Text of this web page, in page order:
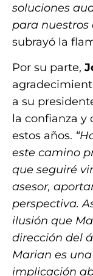
soluciones
para nuestros
subrayó la
Por su parte,
a su
la confianza y
estos años.
este camino
que seguiré
asesor,
perspectiva.
ilusión que
dirección del
Marian es
implicación